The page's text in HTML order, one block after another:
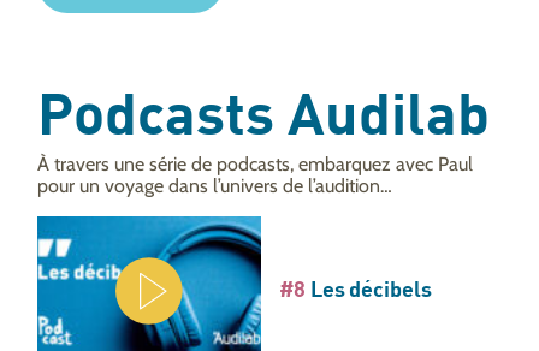
Podcasts Audilab
À travers une série de podcasts, embarquez avec Paul
pour un voyage dans l’univers de l’audition…
#8 Les décibels